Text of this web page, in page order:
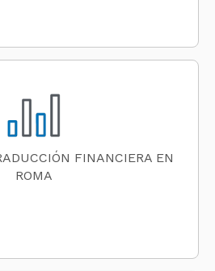
FINANCIERA EN
ROMA